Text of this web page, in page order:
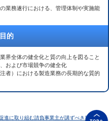
業務遂行における、管理体制や実施能
的
界全体の健全化と質の向上を図ること
および市場競争の健全化
者）における製造業務の長期的な質的
進に取り組む請負事業主が講ずべき措置に関